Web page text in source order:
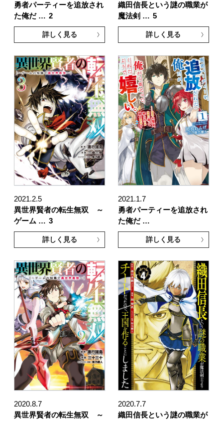
勇者パーティーを追放され
た俺だ … 2
詳しく見る
織田信長という謎の職業が
魔法剣 … 5
詳しく見る
2021.2.5
異世界賢者の転生無双 ～
ゲーム … 3
詳しく見る
2021.1.7
勇者パーティーを追放され
た俺だ …
詳しく見る
2020.8.7
異世界賢者の転生無双 ～
2020.7.7
織田信長という謎の職業が